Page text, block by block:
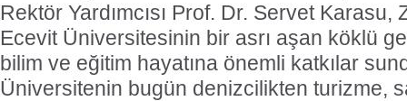
Rektör Yardımcısı Prof. Dr. Servet
Ecevit Üniversitesinin bir asrı aşan köklü
bilim ve eğitim hayatına önemli katkılar
Üniversitenin bugün denizcilikten turizme,